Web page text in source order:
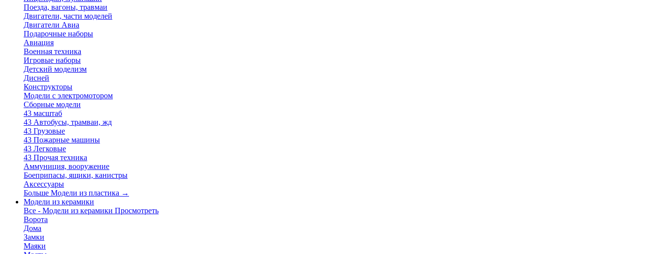
Поезда, вагоны, травмаи
Двигатели, части моделей
Двигатели Авиа
Подарочные наборы
Авиация
Военная техника
Игровые наборы
Детский моделизм
Дисней
Конструкторы
Модели с электромотором
Сборные модели
43 масштаб
43 Автобусы, трамваи, жд
43 Грузовые
43 Пожарные машины
43 Легковые
43 Прочая техника
Аммуниция, вооружение
Боеприпасы, ящики, канистры
Аксессуары
Больше Модели из пластика →
Модели из керамики
Все - Модели из керамики Просмотреть
Ворота
Дома
Замки
Маяки